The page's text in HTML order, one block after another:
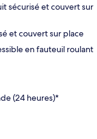
sécurisé et couvert sur
et couvert sur place
en fauteuil roulant
(24 heures)*